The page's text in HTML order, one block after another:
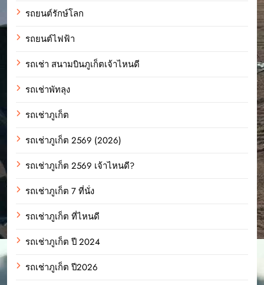
รถยนต์รักษ์โลก
รถยนต์ไฟฟ้า
รถเช่า สนามบินภูเก็ตเจ้าไหนดี
รถเช่าพัทลุง
รถเช่าภูเก็ต
รถเช่าภูเก็ต 2569 (2026)
รถเช่าภูเก็ต 2569 เจ้าไหนดี?
รถเช่าภูเก็ต 7 ที่นั่ง
รถเช่าภูเก็ต ที่ไหนดี
รถเช่าภูเก็ต ปี 2024
รถเช่าภูเก็ต ปี2026